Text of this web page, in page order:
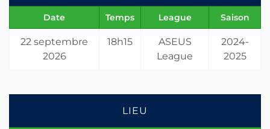
Date Temps League Saison
22 septembre
2026
18h15
ASEUS
League
2024-
2025
LIEU